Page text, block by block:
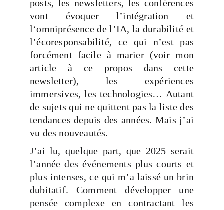
posts, les newsletters, les conférences
vont évoquer l’intégration et
l‘omniprésence de l’IA, la durabilité et
l’écoresponsabilité, ce qui n’est pas
forcément facile à marier (voir mon
article à ce propos dans cette
newsletter), les expériences
immersives, les technologies… Autant
de sujets qui ne quittent pas la liste des
tendances depuis des années. Mais j’ai
vu des nouveautés.
J’ai lu, quelque part, que 2025 serait
l’année des événements plus courts et
plus intenses, ce qui m’a laissé un brin
dubitatif. Comment développer une
pensée complexe en contractant les